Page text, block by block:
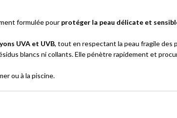
formulée pour protéger la peau délicate et
UVA et UVB, tout en respectant la peau fragile des
blancs ni collants. Elle pénètre rapidement et
ou à la piscine.